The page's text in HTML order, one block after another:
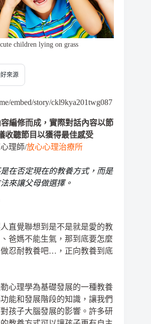
children lying on grass
來源
embed/story/ckl9kya201twg087
編修而成，實際對話內容以節
收聽節目以獲得最佳感受
理師/放心心理治療所
在否定現在的教養方式，而是
來讓父母做選擇。
直覺聯想到是不是就是愛的教
爸媽不能生氣，那到底要怎麼
忍耐教養吧…，正向教養到底
心理學為基礎發展的一種教養
能和發展階段的知識，讓我們
孩子大腦發展的影響。許多研